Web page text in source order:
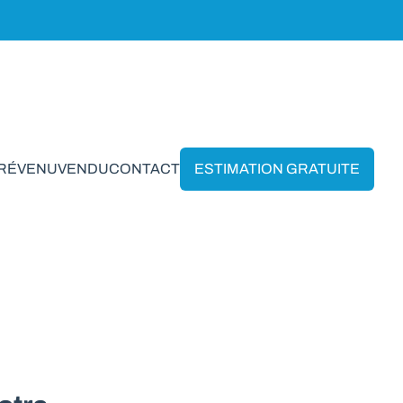
VENDUCONTACT ESTIMATION GRATUITE
Sur-Ourthe